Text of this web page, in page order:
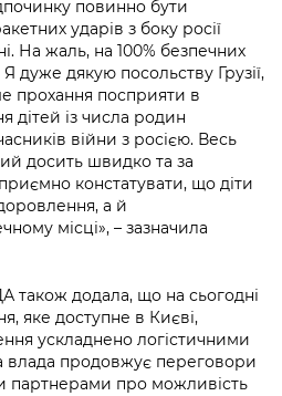
організації
адміністрація
Захисниць
Київ Цифровий
стану
стану
повинно бути
ударів з боку росії
На жаль, на 100% безпечних
дуже дякую посольству Грузії,
прохання посприяти в
дітей із числа родин
війни з росією. Весь
досить швидко та за
констатувати, що діти
а й
місці», – зазначила
також додала, що на сьогодні
яке доступне в Києві,
ускладнено логістичними
влада продовжує переговори
про можливість